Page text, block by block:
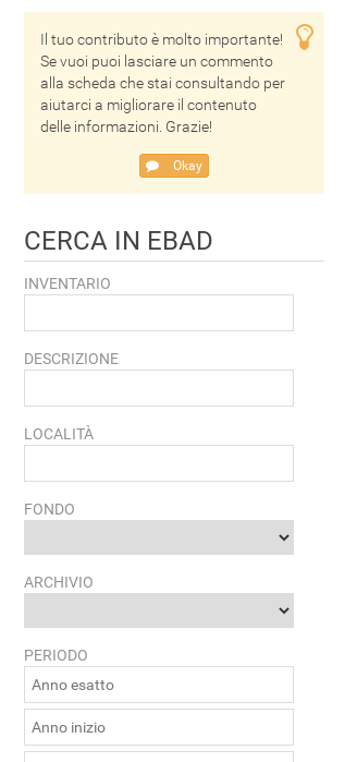
Il tuo contributo è molto importante!
Se vuoi puoi lasciare un commento
alla scheda che stai consultando per
aiutarci a migliorare il contenuto
delle informazioni. Grazie!
Okay
CERCA IN EBAD
INVENTARIO
DESCRIZIONE
LOCALITÀ
FONDO
ARCHIVIO
PERIODO